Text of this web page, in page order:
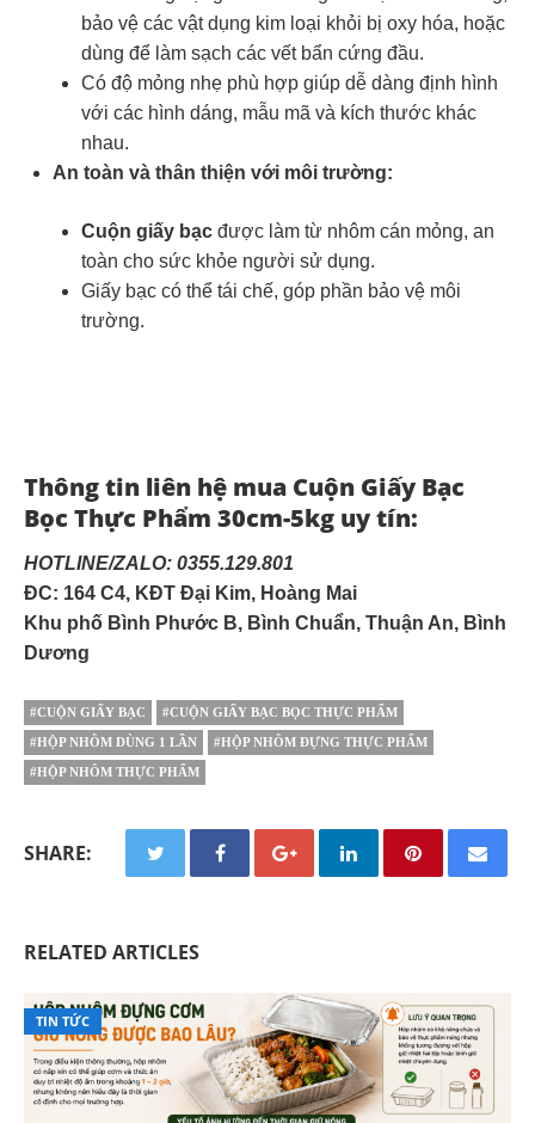
bảo vệ các vật dụng kim loại khỏi bị oxy hóa, hoặc
dùng để làm sạch các vết bẩn cứng đầu.
Có độ mỏng nhẹ phù hợp giúp dễ dàng định hình
với các hình dáng, mẫu mã và kích thước khác
nhau.
An toàn và thân thiện với môi trường:
Cuộn giấy bạc được làm từ nhôm cán mỏng, an
toàn cho sức khỏe người sử dụng.
Giấy bạc có thể tái chế, góp phần bảo vệ môi
trường.
Thông tin liên hệ mua Cuộn Giấy Bạc
Bọc Thực Phẩm 30cm-5kg uy tín:
HOTLINE/ZALO: 0355.129.801
ĐC: 164 C4, KĐT Đại Kim, Hoàng Mai
Khu phố Bình Phước B, Bình Chuẩn, Thuận An, Bình
Dương
#CUỘN GIẤY BẠC #CUỘN GIẤY BẠC BỌC THỰC PHẨM
#HỘP NHÔM DÙNG 1 LẦN #HỘP NHÔM ĐỰNG THỰC PHẨM
#HỘP NHÔM THỰC PHẨM
SHARE:
RELATED ARTICLES
TIN TỨC